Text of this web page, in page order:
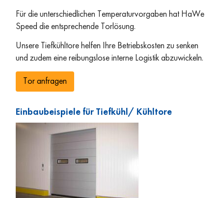
Für die unterschiedlichen Temperaturvorgaben hat HaWe
Speed die entsprechende Torlösung.
Unsere Tiefkühltore helfen Ihre Betriebskosten zu senken
und zudem eine reibungslose interne Logistik abzuwickeln.
Tor anfragen
Einbaubeispiele für Tiefkühl/ Kühltore